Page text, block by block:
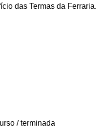
das Termas da Ferraria.
/ terminada